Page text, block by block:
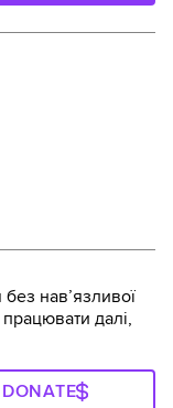
навʼязливої
далі,
DONATE